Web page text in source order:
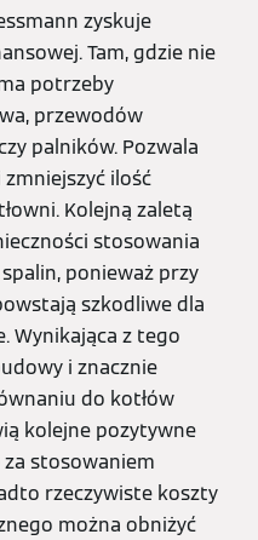
zyskuje
Tam, gdzie nie
potrzeby
przewodów
palników. Pozwala
ilość
Kolejną zaletą
stosowania
ponieważ przy
szkodliwe dla
Wynikająca z tego
i znacznie
do kotłów
kolejne pozytywne
stosowaniem
rzeczywiste koszty
można obniżyć